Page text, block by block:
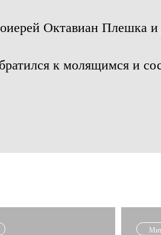
Октавиан Плешка и
к молящимся и